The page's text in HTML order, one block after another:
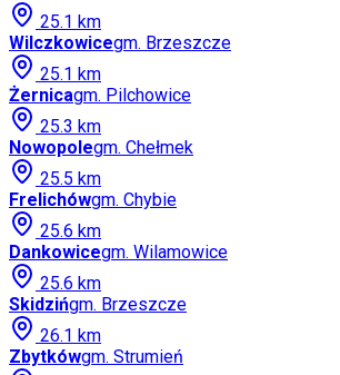
25.1 km
Wilczkowicegm. Brzeszcze
25.1 km
Żernicagm. Pilchowice
25.3 km
Nowopolegm. Chełmek
25.5 km
Frelichówgm. Chybie
25.6 km
Dankowicegm. Wilamowice
25.6 km
Skidzińgm. Brzeszcze
26.1 km
Zbytkówgm. Strumień